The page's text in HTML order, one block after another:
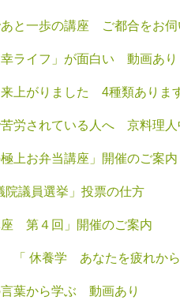
と一歩の講座 ご都合をお伺
幸ライフ」が面白い 動画あり
上がりました 4種類ありま
労されている人へ 京料理人
極上お弁当講座」開催のご案内
院議員選挙」投票の仕方
座 第４回」開催のご案内
「 休養学 あなたを疲れか
葉から学ぶ 動画あり